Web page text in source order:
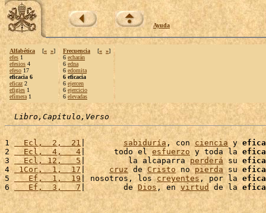
Ayuda
Alfabética [« »]
efes 1
efesios 4
efeso 17
eficacia 6
eficaz 2
efigies 1
efímera 1
Frecuencia [« »]
6 echarán
6 edna
6 edomita
6 eficacia
6 ejercen
6 ejercicio
6 elevadas
Libro,Capítulo,Verso
1
  Ecl,  2,  21
| sabiduría , con ciencia y
2
  Ecl,  4,   4
|      todo el esfuerzo y toda la
3
  Ecl, 12,   5
|         la alcaparra perderá su
4 1Cor,  1,  17 | cruz de Cristo no pierda su
5
   Ef,  1,  19
| nosotros, los creyentes, por la
6
   Ef,  3,   7
|        de Dios , en virtud de la